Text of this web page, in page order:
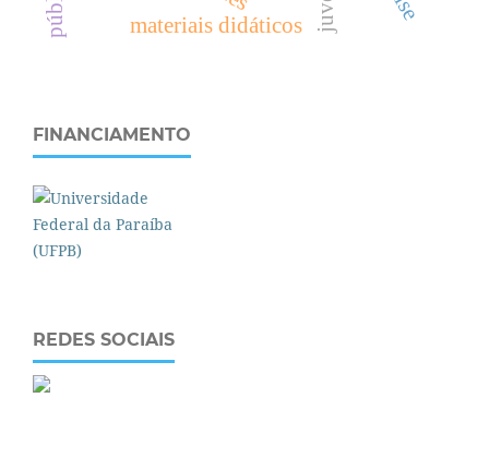
materiais didáticos
FINANCIAMENTO
REDES SOCIAIS